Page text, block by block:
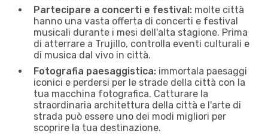
Partecipare a concerti e festival: molte città
hanno una vasta offerta di concerti e festival
musicali durante i mesi dell'alta stagione. Prima
di atterrare a Trujillo, controlla eventi culturali e
di musica dal vivo in città.
Fotografia paesaggistica: immortala paesaggi
iconici e perdersi per le strade della città con la
tua macchina fotografica. Catturare la
straordinaria architettura della città e l'arte di
strada può essere uno dei modi migliori per
scoprire la tua destinazione.